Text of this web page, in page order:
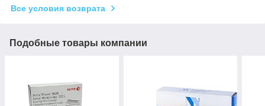
Все условия возврата
Подобные товары компании